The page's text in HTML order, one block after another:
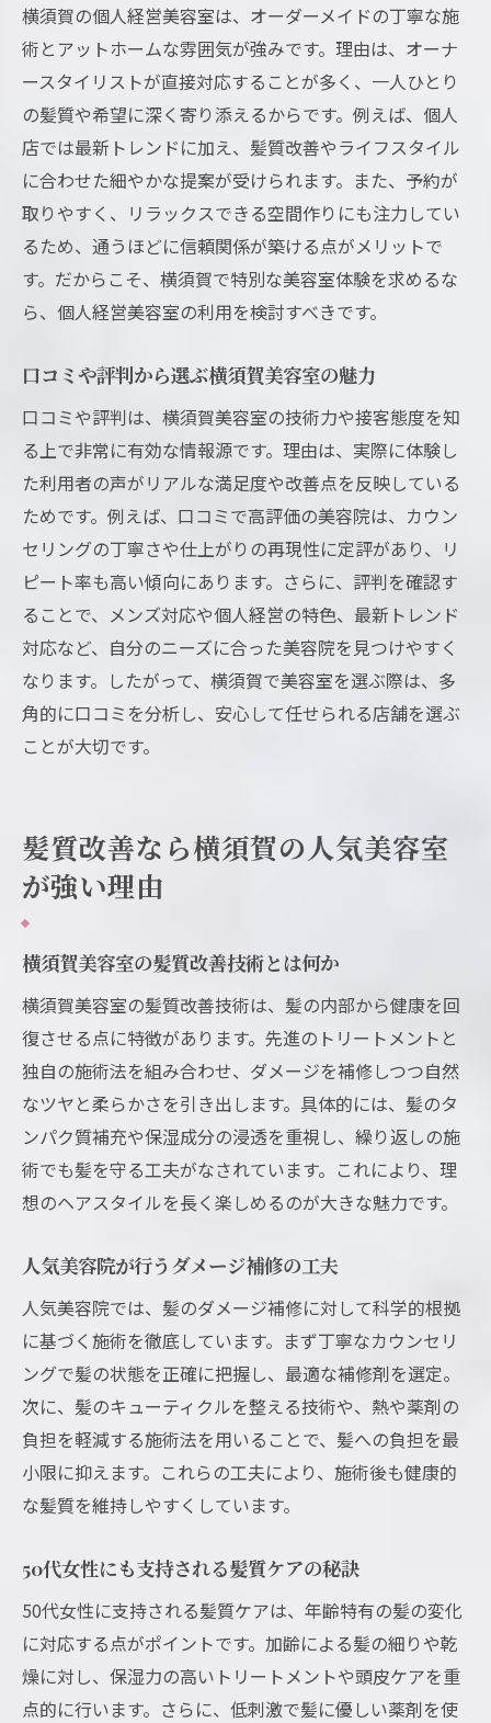
横須賀の個人経営美容室は、オーダーメイドの丁寧な施
術とアットホームな雰囲気が強みです。理由は、オーナ
ースタイリストが直接対応することが多く、一人ひとり
の髪質や希望に深く寄り添えるからです。例えば、個人
店では最新トレンドに加え、髪質改善やライフスタイル
に合わせた細やかな提案が受けられます。また、予約が
取りやすく、リラックスできる空間作りにも注力してい
るため、通うほどに信頼関係が築ける点がメリットで
す。だからこそ、横須賀で特別な美容室体験を求めるな
ら、個人経営美容室の利用を検討すべきです。
口コミや評判から選ぶ横須賀美容室の魅力
口コミや評判は、横須賀美容室の技術力や接客態度を知
る上で非常に有効な情報源です。理由は、実際に体験し
た利用者の声がリアルな満足度や改善点を反映している
ためです。例えば、口コミで高評価の美容院は、カウン
セリングの丁寧さや仕上がりの再現性に定評があり、リ
ピート率も高い傾向にあります。さらに、評判を確認す
ることで、メンズ対応や個人経営の特色、最新トレンド
対応など、自分のニーズに合った美容院を見つけやすく
なります。したがって、横須賀で美容室を選ぶ際は、多
角的に口コミを分析し、安心して任せられる店舗を選ぶ
ことが大切です。
髪質改善なら横須賀の人気美容室
が強い理由
横須賀美容室の髪質改善技術とは何か
横須賀美容室の髪質改善技術は、髪の内部から健康を回
復させる点に特徴があります。先進のトリートメントと
独自の施術法を組み合わせ、ダメージを補修しつつ自然
なツヤと柔らかさを引き出します。具体的には、髪のタ
ンパク質補充や保湿成分の浸透を重視し、繰り返しの施
術でも髪を守る工夫がなされています。これにより、理
想のヘアスタイルを長く楽しめるのが大きな魅力です。
人気美容院が行うダメージ補修の工夫
人気美容院では、髪のダメージ補修に対して科学的根拠
に基づく施術を徹底しています。まず丁寧なカウンセリ
ングで髪の状態を正確に把握し、最適な補修剤を選定。
次に、髪のキューティクルを整える技術や、熱や薬剤の
負担を軽減する施術法を用いることで、髪への負担を最
小限に抑えます。これらの工夫により、施術後も健康的
な髪質を維持しやすくしています。
50代女性にも支持される髪質ケアの秘訣
50代女性に支持される髪質ケアは、年齢特有の髪の変化
に対応する点がポイントです。加齢による髪の細りや乾
燥に対し、保湿力の高いトリートメントや頭皮ケアを重
点的に行います。さらに、低刺激で髪に優しい薬剤を使